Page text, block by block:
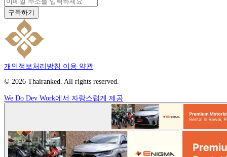
구독하기
개인정보처리방침 이용 약관
© 2026 Thairanked. All rights reserved.
We Do Dev Work에서 자랑스럽게 제공